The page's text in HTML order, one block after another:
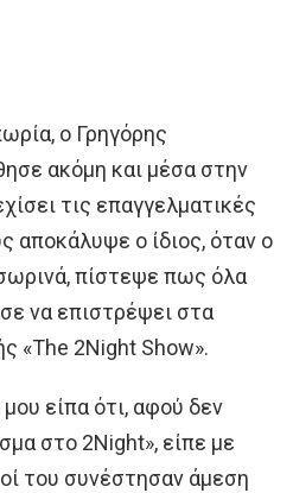
ο Γρηγόρης
ακόμη και μέσα στην
τις επαγγελματικές
ο ίδιος, όταν ο
πίστεψε πως όλα
να επιστρέψει στα
«The 2Night Show».
είπα ότι, αφού δεν
στο 2Night», είπε με
του συνέστησαν άμεση